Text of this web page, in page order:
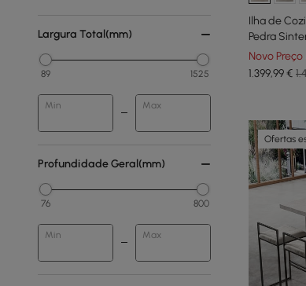
Largura Total(mm)
89 1525
Min Max
Profundidade Geral(mm)
76 800
Min Max
Ilha de
Pedra
Marrom
Novo
1.399,99€
Ofertas